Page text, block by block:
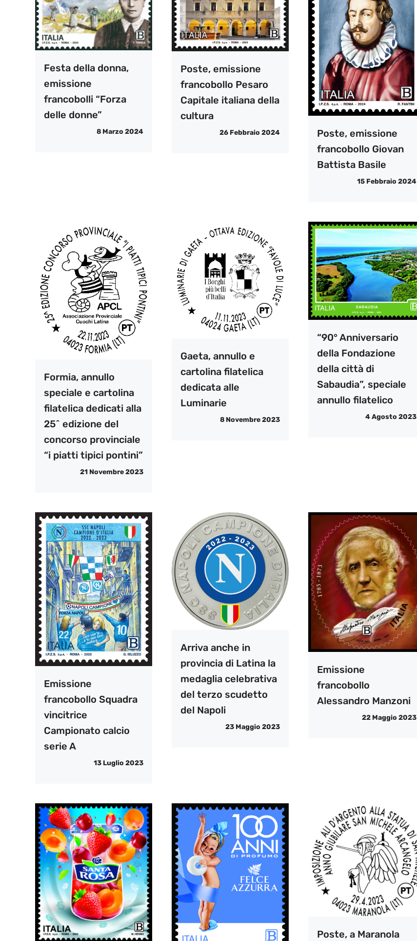
Festa della donna,
emissione
francobolli “Forza
delle donne”
8 Marzo 2024
Poste, emissione
francobollo Pesaro
Capitale italiana della
cultura
26 Febbraio 2024
Poste, emissione
francobollo Giovan
Battista Basile
15 Febbraio 2024
Formia, annullo
speciale e cartolina
filatelica dedicati alla
25^ edizione del
concorso provinciale
“i piatti tipici pontini”
21 Novembre 2023
Gaeta, annullo e
cartolina filatelica
dedicata alle
Luminarie
8 Novembre 2023
“90° Anniversario
della Fondazione
della città di
Sabaudia”, speciale
annullo filatelico
4 Agosto 2023
Emissione
francobollo Squadra
vincitrice
Campionato calcio
serie A
13 Luglio 2023
Arriva anche in
provincia di Latina la
medaglia celebrativa
del terzo scudetto
del Napoli
23 Maggio 2023
Emissione
francobollo
Alessandro Manzoni
22 Maggio 2023
Poste, a Maranola